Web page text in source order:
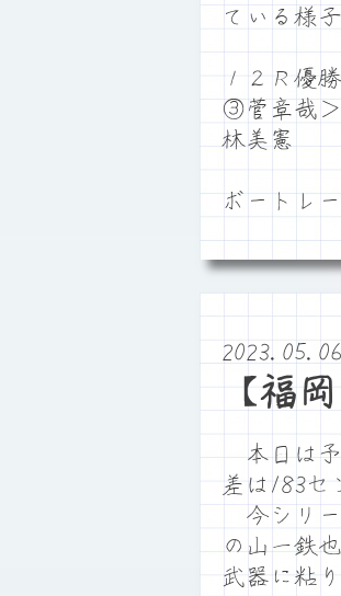
ている様
１２Ｒ優
③菅章哉
林美憲
ボートレ
2023.05.06
【福
本日は予
差は183セ
今シリー
の山一鉄
武器に粘